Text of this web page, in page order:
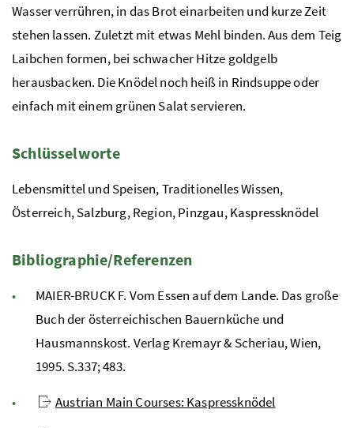
Wasser verrühren, in das Brot einarbeiten und kurze Zeit
stehen lassen. Zuletzt mit etwas Mehl binden. Aus dem Teig
Laibchen formen, bei schwacher Hitze goldgelb
herausbacken. Die Knödel noch heiß in Rindsuppe oder
einfach mit einem grünen Salat servieren.
Schlüsselworte
Lebensmittel und Speisen, Traditionelles Wissen,
Österreich, Salzburg, Region, Pinzgau, Kaspressknödel
Bibliographie/Referenzen
MAIER-BRUCK F. Vom Essen auf dem Lande. Das große
Buch der österreichischen Bauernküche und
Hausmannskost. Verlag Kremayr & Scheriau, Wien,
1995. S.337; 483.
Austrian Main Courses: Kaspressknödel